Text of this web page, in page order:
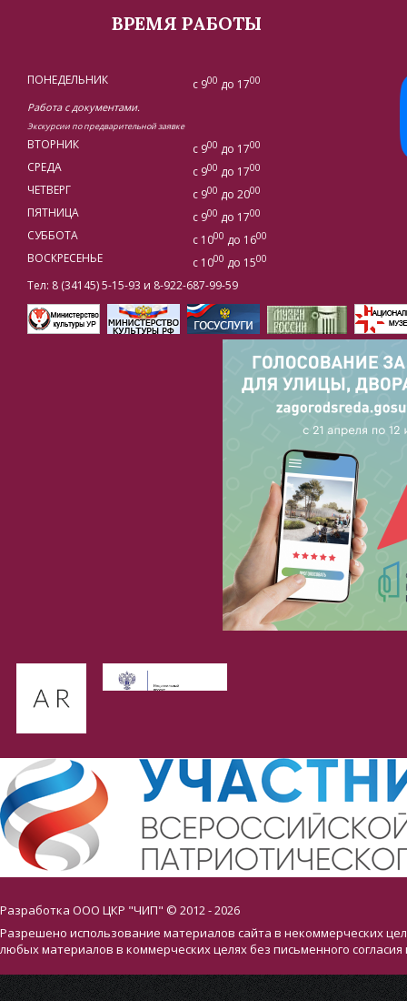
ВРЕМЯ РАБОТЫ
ПОНЕДЕЛЬНИК с 900 до 1700
Работа с документами.
Экскурсии по предварительной заявке
ВТОРНИК с 900 до 1700
СРЕДА с 900 до 1700
ЧЕТВЕРГ с 900 до 2000
ПЯТНИЦА с 900 до 1700
СУББОТА с 1000 до 1600
ВОСКРЕСЕНЬЕ с 1000 до 1500
Тел: 8 (34145) 5-15-93 и 8-922-687-99-59
Разработка ООО ЦКР "ЧИП" © 2012 - 2026
Разрешено использование материалов сайта в некоммерческих
любых материалов в коммерческих целях без письменного согласия